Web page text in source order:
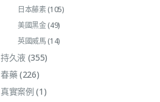
日本藤素(105)
美國黑金(49)
英國威馬(14)
持久液(355)
春藥(226)
真實案例 (1)